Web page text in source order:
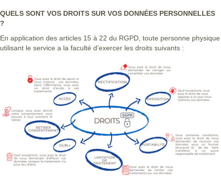
QUELS SONT VOS DROITS SUR VOS DONNÉES PERSONNELLES
?
En application des articles 15 à 22 du RGPD, toute personne physique
utilisant le service a la faculté d'exercer les droits suivants :